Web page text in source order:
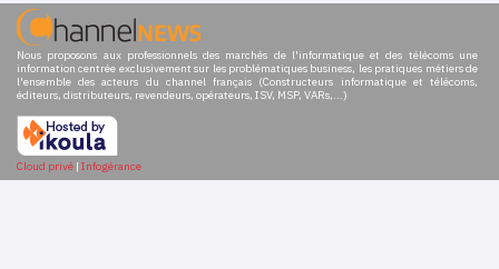
Nous proposons aux professionnels des marchés de l'informatique et des télécoms une
information centrée exclusivement sur les problématiques business, les pratiques métiers de
l'ensemble des acteurs du channel français (Constructeurs informatique et télécoms,
éditeurs, distributeurs, revendeurs, opérateurs, ISV, MSP, VARs,...)
Cloud privé | Infogérance